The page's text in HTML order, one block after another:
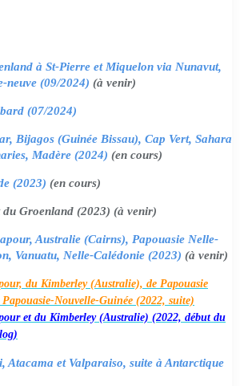
à St-Pierre et Miquelon via Nunavut,
neuve (09/2024) (à venir)
(07/2024)
Bijagos (Guinée Bissau), Cap Vert, Sahara
Madère (2024) (en cours)
(2023) (en cours)
du Groenland (2023) (à venir)
Australie (Cairns), Papouasie Nelle-
Vanuatu, Nelle-Calédonie (2023) (à venir)
du Kimberley (Australie), de Papouasie
Nouvelle-Guinée (2022, suite)
et du Kimberley (Australie) (2022, début du
Atacama et Valparaiso, suite à Antarctique